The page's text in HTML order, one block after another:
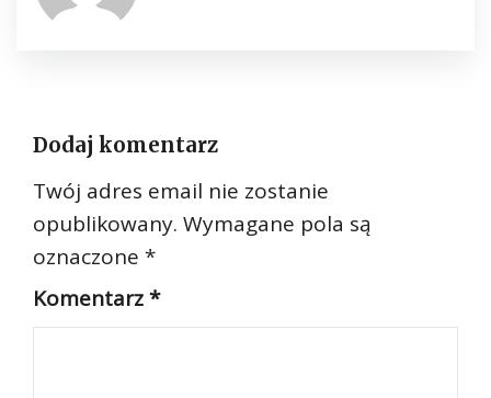
Dodaj komentarz
Twój adres email nie zostanie
opublikowany. Wymagane pola są
oznaczone *
Komentarz*